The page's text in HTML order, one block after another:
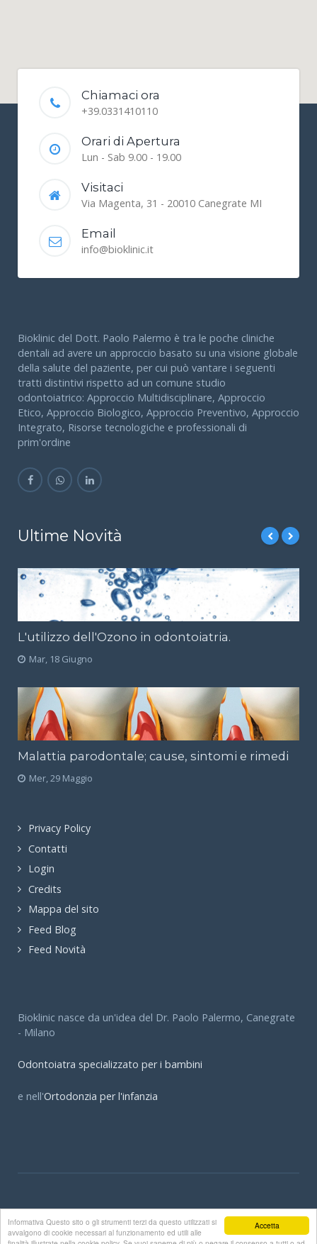
Accetta
Informativa Questo sito o gli strumenti terzi da questo utilizzati si
avvalgono di cookie necessari al funzionamento ed utili alle
Chiamaci ora
+39.0331410110
Orari di Apertura
Lun - Sab 9.00 - 19.00
Visitaci
Via Magenta, 31 - 20010 Canegrate MI
Email
info@bioklinic.it
Bioklinic del Dott. Paolo Palermo è tra le poche cliniche
dentali ad avere un approccio basato su una visione globale
della salute del paziente, per cui può vantare i seguenti
tratti distintivi rispetto ad un comune studio
odontoiatrico: Approccio Multidisciplinare, Approccio
Etico, Approccio Biologico, Approccio Preventivo, Approccio
Integrato, Risorse tecnologiche e professionali di
prim'ordine
Ultime Novità
L'utilizzo dell'Ozono in odontoiatria.
Mar, 18 Giugno
Malattia parodontale; cause, sintomi e rimedi
Mer, 29 Maggio
Privacy Policy
Contatti
Login
Credits
Mappa del sito
Feed Blog
Feed Novità
Bioklinic nasce da un'idea del Dr. Paolo Palermo, Canegrate
- Milano
Odontoiatra specializzato per i bambini
e nell'Ortodonzia per l'infanzia
© Bioklinic - Dott. Paolo Palermo Dott.ssa Elena Palermo
Bioklinic.it